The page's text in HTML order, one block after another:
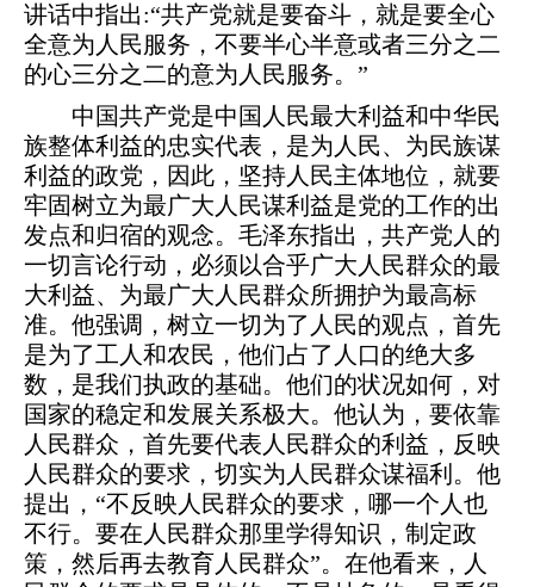
讲话中指出:“共产党就是要奋斗，就是要全心
全意为人民服务，不要半心半意或者三分之二
的心三分之二的意为人民服务。”
中国共产党是中国人民最大利益和中华民
族整体利益的忠实代表，是为人民、为民族谋
利益的政党，因此，坚持人民主体地位，就要
牢固树立为最广大人民谋利益是党的工作的出
发点和归宿的观念。毛泽东指出，共产党人的
一切言论行动，必须以合乎广大人民群众的最
大利益、为最广大人民群众所拥护为最高标
准。他强调，树立一切为了人民的观点，首先
是为了工人和农民，他们占了人口的绝大多
数，是我们执政的基础。他们的状况如何，对
国家的稳定和发展关系极大。他认为，要依靠
人民群众，首先要代表人民群众的利益，反映
人民群众的要求，切实为人民群众谋福利。他
提出，“不反映人民群众的要求，哪一个人也
不行。要在人民群众那里学得知识，制定政
策，然后再去教育人民群众”。在他看来，人